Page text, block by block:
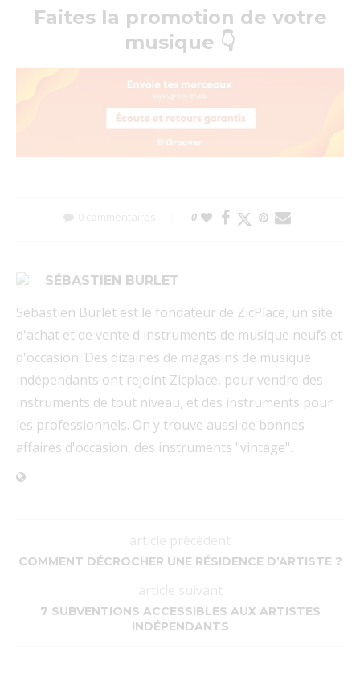
Faites la promotion de votre
musique 👇
0 commentaires 0
SÉBASTIEN BURLET
Sébastien Burlet est le fondateur de ZicPlace, un site
d'achat et de vente d'instruments de musique neufs et
d'occasion. Des dizaines de magasins de musique
indépendants ont rejoint Zicplace, pour vendre des
instruments de tout niveau, et des instruments pour
les professionnels. On y trouve aussi de bonnes
affaires d'occasion, des instruments "vintage".
article précédent
COMMENT DÉCROCHER UNE RÉSIDENCE D’ARTISTE ?
article suivant
7 SUBVENTIONS ACCESSIBLES AUX ARTISTES
INDÉPENDANTS